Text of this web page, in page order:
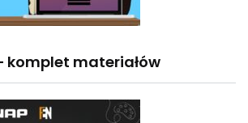
komplet materiałów